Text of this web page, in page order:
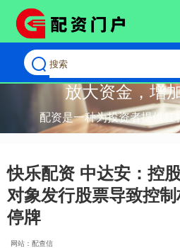
放大资金，增
配资是一种为投资者提供
快乐配资 中达安：控
对象发行股票导致控
停牌
网站：配查信